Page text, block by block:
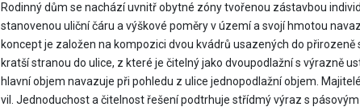
Rodinný dům se nachází uvnitř obytné zóny tvořenou zástavbou
stanovenou uliční čáru a výškové poměry v území a svojí hmotou
koncept je založen na kompozici dvou kvádrů usazených do
kratší stranou do ulice, z které je čitelný jako dvoupodlažní s výrazně
hlavní objem navazuje při pohledu z ulice jednopodlažní objem.
vil. Jednoduchost a čitelnost řešení podtrhuje střídmý výraz s